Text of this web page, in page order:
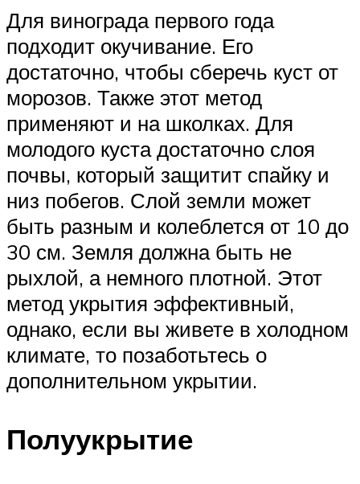
Для винограда первого года
подходит окучивание. Его
достаточно, чтобы сберечь куст от
морозов. Также этот метод
применяют и на школках. Для
молодого куста достаточно слоя
почвы, который защитит спайку и
низ побегов. Слой земли может
быть разным и колеблется от 10 до
30 см. Земля должна быть не
рыхлой, а немного плотной. Этот
метод укрытия эффективный,
однако, если вы живете в холодном
климате, то позаботьтесь о
дополнительном укрытии.
Полуукрытие